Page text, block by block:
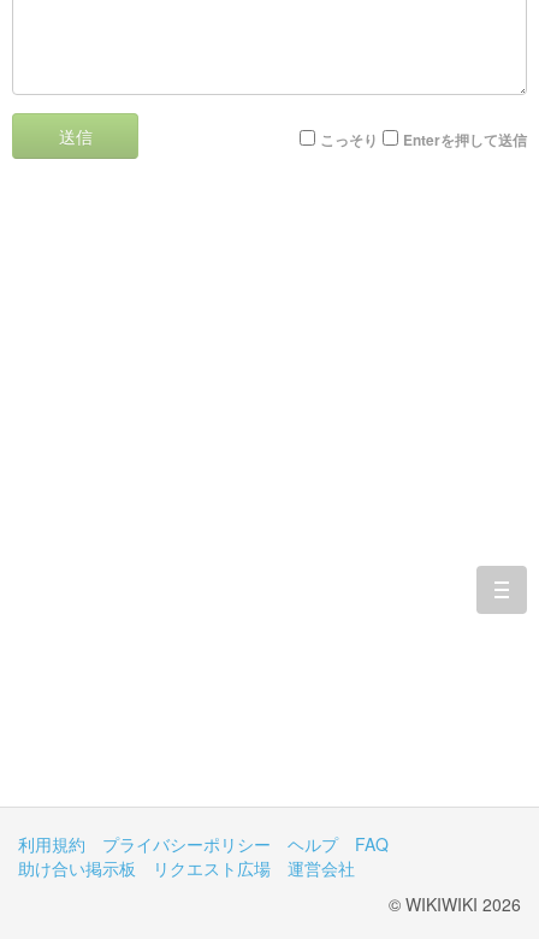
送信 こっそり Enterを押して送信
利用規約 プライバシーポリシー ヘルプ
FAQ
助け合い掲示板
リクエスト広場
運営会社
© WIKIWIKI 2026